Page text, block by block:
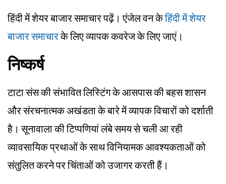
हिंदी में शेयर बाजार समाचार पढ़ें। एंजेल वन केहिंदी में शेयर
बाजार समाचारके लिए व्यापक कवरेज के लिए जाएं।
निष्कर्ष
टाटा संस की संभावित लिस्टिंग के आसपास की बहस शासन
और संरचनात्मक अखंडता के बारे में व्यापक विचारों को दर्शाती
है। सूनावाला की टिप्पणियां लंबे समय से चली आ रही
व्यावसायिक प्रथाओं के साथ विनियामक आवश्यकताओं को
संतुलित करने पर चिंताओं को उजागर करती हैं।